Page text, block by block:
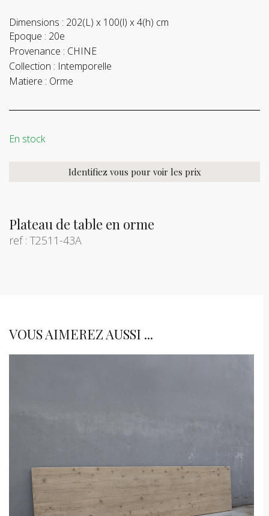
Plateau de table en orme
ref : T2511-43A
Dimensions : 202(L) x 100(l) x 4(h) cm
Epoque : 20e
Provenance : CHINE
Collection : Intemporelle
Matiere : Orme
En stock
Identifiez vous pour voir les prix
VOUS AIMEREZ AUSSI ...